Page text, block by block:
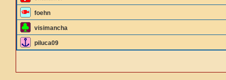
foehn
visimancha
piluca09